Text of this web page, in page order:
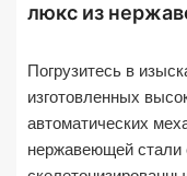
люкс из
выполненные
Погрузитесь в
изготовленных
автоматических
нержавеющей стали